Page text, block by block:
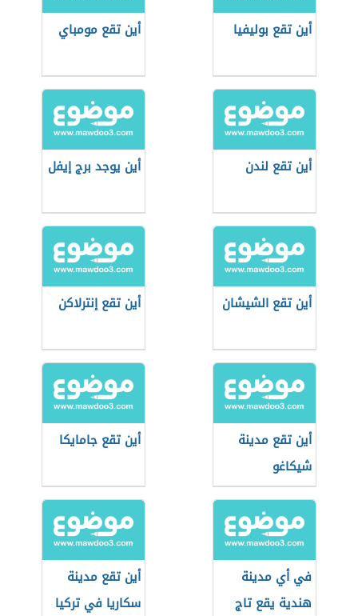
أين تقع بوليفيا أين تقع مومباي
أين تقع لندن أين يوجد برج إيفل
أين تقع الشيشان أين تقع إنترلاكن
أين تقع مدينة
شيكاغو
أين تقع جامايكا
في أي مدينة
هندية يقع تاج
أين تقع مدينة
سكاريا في تركيا